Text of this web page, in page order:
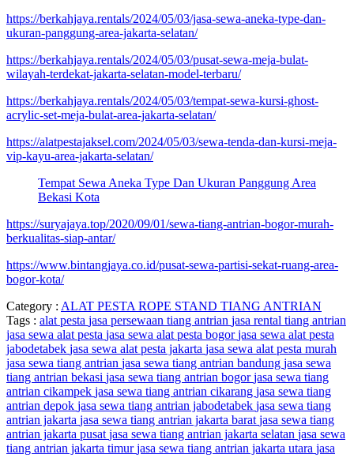
https://berkahjaya.rentals/2024/05/03/jasa-sewa-aneka-type-dan-
ukuran-panggung-area-jakarta-selatan/
https://berkahjaya.rentals/2024/05/03/pusat-sewa-meja-bulat-
wilayah-terdekat-jakarta-selatan-model-terbaru/
https://berkahjaya.rentals/2024/05/03/tempat-sewa-kursi-ghost-
acrylic-set-meja-bulat-area-jakarta-selatan/
https://alatpestajaksel.com/2024/05/03/sewa-tenda-dan-kursi-meja-
vip-kayu-area-jakarta-selatan/
Tempat Sewa Aneka Type Dan Ukuran Panggung Area
Bekasi Kota
https://suryajaya.top/2020/09/01/sewa-tiang-antrian-bogor-murah-
berkualitas-siap-antar/
https://www.bintangjaya.co.id/pusat-sewa-partisi-sekat-ruang-area-
bogor-kota/
Category : ALAT PESTA ROPE STAND TIANG ANTRIAN
Tags : alat pesta jasa persewaan tiang antrian jasa rental tiang antrian
jasa sewa alat pesta jasa sewa alat pesta bogorjasa sewa alat pesta
jabodetabek jasa sewa alat pesta jakarta jasa sewa alat pesta murah
jasa sewa tiang antrian jasa sewa tiang antrian bandung jasa sewa
tiang antrian bekasi jasa sewa tiang antrian bogorjasa sewa tiang
antrian cikampek jasa sewa tiang antrian cikarang jasa sewa tiang
antrian depok jasa sewa tiang antrian jabodetabek jasa sewa tiang
antrian jakarta jasa sewa tiang antrian jakarta barat jasa sewa tiang
antrian jakarta pusat jasa sewa tiang antrian jakarta selatan jasa sewa
tiang antrian jakarta timurjasa sewa tiang antrian jakarta utara jasa